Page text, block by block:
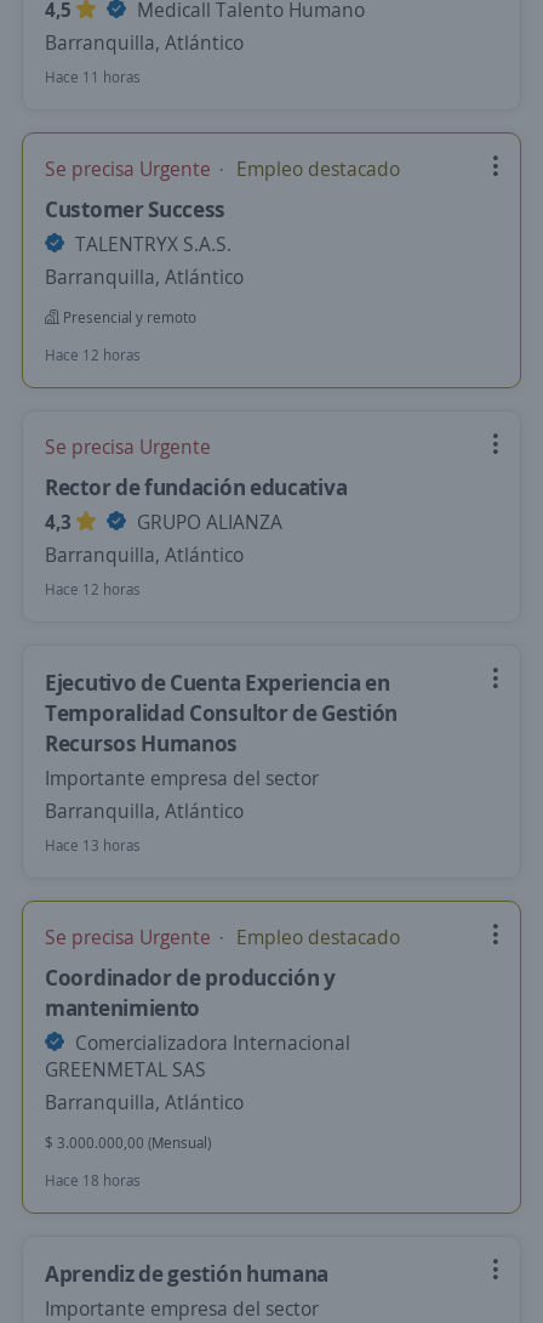
4,5
Medicall Talento Humano
Barranquilla, Atlántico
Hace 11 horas
Se precisa Urgente Empleo destacado
Customer Success
TALENTRYX S.A.S.
Barranquilla, Atlántico
Presencial y remoto
Hace 12 horas
Se precisa Urgente
Rector de fundación educativa
4,3
GRUPO ALIANZA
Barranquilla, Atlántico
Hace 12 horas
Ejecutivo de Cuenta Experiencia en
Temporalidad Consultor de Gestión
Recursos Humanos
Importante empresa del sector
Barranquilla, Atlántico
Hace 13 horas
Se precisa Urgente Empleo destacado
Coordinador de producción y
mantenimiento
Comercializadora Internacional
GREENMETAL SAS
Barranquilla, Atlántico
$ 3.000.000,00 (Mensual)
Hace 18 horas
Aprendiz de gestión humana
Importante empresa del sector